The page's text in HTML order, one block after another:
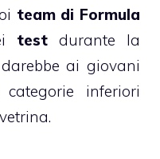
team di Formula
testdurante la
ai giovani
inferiori